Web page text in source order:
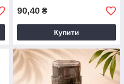
90,40 ₴
Купити